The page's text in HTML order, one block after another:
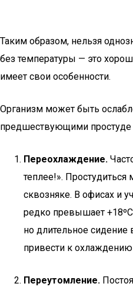
Таким образом, нельзя
без температуры — это
имеет свои особенности.
Организм может быть
предшествующими простуде
Переохлаждение.
теплее!».
сквозняке. В офисах и
редко превышает
но длительное сидение
привести к
Переутомление.